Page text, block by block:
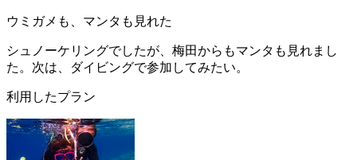
ウミガメも、マンタも見れた
シュノーケリングでしたが、梅田からもマンタも見れまし
た。次は、ダイビングで参加してみたい。
利用したプラン